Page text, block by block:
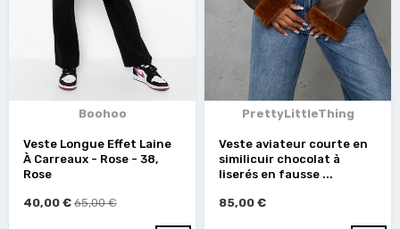
Boohoo
Veste Longue Effet Laine
À Carreaux - Rose - 38,
Rose
40,00 € 65,00 €
PrettyLittleThing
Veste aviateur courte en
similicuir chocolat à
liserés en fausse ...
85,00 €